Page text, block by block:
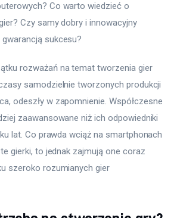
Co warto wiedzieć o
Czy samy dobry i innowacyjny
sukcesu?
rozważań na temat tworzenia gier
samodzielnie tworzonych produkcji
odeszły w zapomnienie. Współczesne
zaawansowane niż ich odpowiedniki
lat. Co prawda wciąż na smartphonach
gierki, to jednak zajmują one coraz
szeroko rozumianych gier